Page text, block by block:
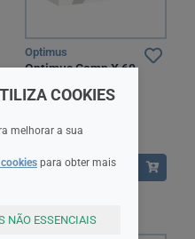
Optimus
Optimus Comp X 60
27,50EUR
ADICIONAR
COOKIES
melhorar a sua
para obter mais
NÃO ESSENCIAIS